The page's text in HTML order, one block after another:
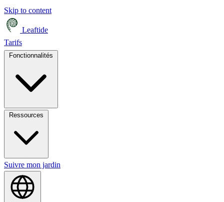
Skip to content
Leaftide
Tarifs
Suivre mon jardin